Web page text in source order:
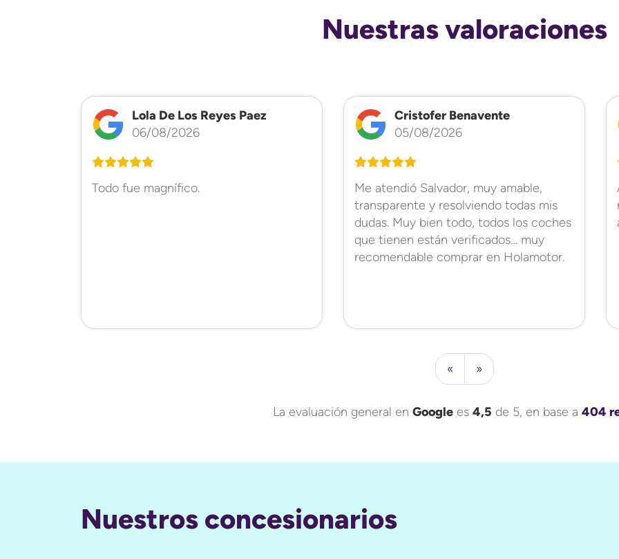
Nuestras valoraciones
Lola De Los Reyes Paez
06/08/2026
Todo fue magnífico.
Cristofer Benavente
05/08/2026
Me atendió Salvador, muy amable,
transparente y resolviendo todas mis
dudas. Muy bien todo, todos los coches
que tienen están verificados… muy
recomendable comprar en Holamotor.
« »
La evaluación general en Googlees 4,5 de 5, en base a 404
Nuestros concesionarios